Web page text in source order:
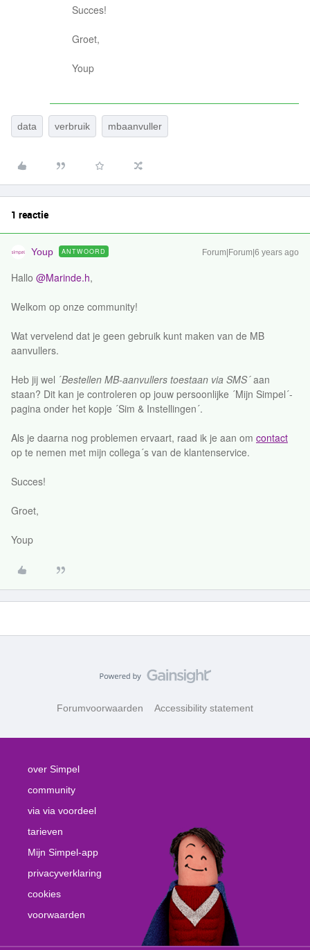
Succes!
Groet,
Youp
data verbruik mbaanvuller
1 reactie
Youp ANTWOORD Forum|Forum|6 years ago
Hallo @Marinde.h,
Welkom op onze community!
Wat vervelend dat je geen gebruik kunt maken van de MB
aanvullers.
Heb jij wel ´Bestellen MB-aanvullers toestaan via SMS´aan
staan? Dit kan je controleren op jouw persoonlijke ´Mijn Simpel´-
pagina onder het kopje ´Sim & Instellingen´.
Als je daarna nog problemen ervaart, raad ik je aan om contact
op te nemen met mijn collega´s van de klantenservice.
Succes!
Groet,
Youp
Forumvoorwaarden Accessibility statement
over Simpel
community
via via voordeel
tarieven
Mijn Simpel-app
privacyverklaring
cookies
voorwaarden